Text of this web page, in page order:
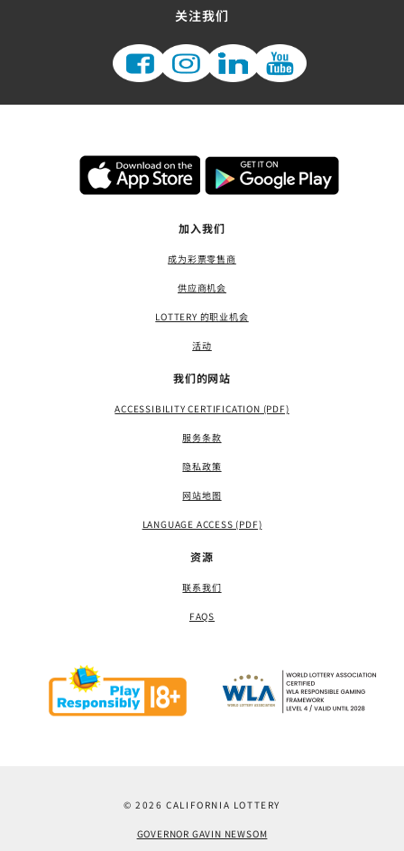
关注我们
加入我们
成为彩票零售商
供应商机会
LOTTERY 的职业机会
活动
我们的网站
ACCESSIBILITY CERTIFICATION (PDF)
服务条款
隐私政策
网站地图
LANGUAGE ACCESS (PDF)
资源
联系我们
FAQS
© 2026 CALIFORNIA LOTTERY
GOVERNOR GAVIN NEWSOM